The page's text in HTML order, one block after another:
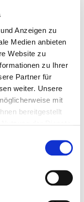
Anzeigen zu
Medien anbieten
Website zu
zu Ihrer
Partner für
weiter. Unsere
mit
bereitgestellt